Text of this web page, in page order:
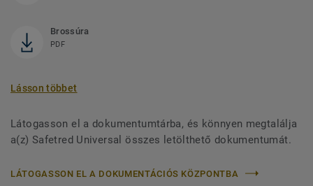
Brossúra
PDF
Lásson többet
Látogasson el a dokumentumtárba, és könnyen megtalálja
a(z) Safetred Universal összes letölthető dokumentumát.
LÁTOGASSON EL A DOKUMENTÁCIÓS KÖZPONTBA